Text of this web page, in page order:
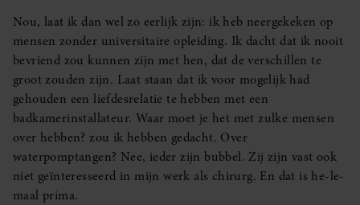
Nou, laat ik dan wel zo eerlijk zijn: ik heb neergekeken op
mensen zonder universitaire opleiding. Ik dacht dat ik nooit
bevriend zou kunnen zijn met hen, dat de verschillen te
groot zouden zijn. Laat staan dat ik voor mogelijk had
gehouden een liefdesrelatie te hebben met een
badkamerinstallateur. Waar moet je het met zulke mensen
over hebben? zou ik hebben gedacht. Over
waterpomptangen? Nee, ieder zijn bubbel. Zij zijn vast ook
niet geïnteresseerd in mijn werk als chirurg. En dat is he-le-
maal prima.